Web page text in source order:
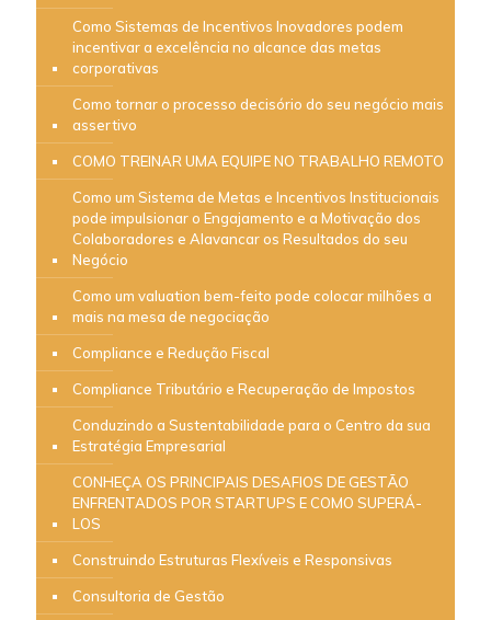
Como Sistemas de Incentivos Inovadores podem
incentivar a excelência no alcance das metas
corporativas
Como tornar o processo decisório do seu negócio mais
assertivo
COMO TREINAR UMA EQUIPE NO TRABALHO REMOTO
Como um Sistema de Metas e Incentivos Institucionais
pode impulsionar o Engajamento e a Motivação dos
Colaboradores e Alavancar os Resultados do seu
Negócio
Como um valuation bem-feito pode colocar milhões a
mais na mesa de negociação
Compliance e Redução Fiscal
Compliance Tributário e Recuperação de Impostos
Conduzindo a Sustentabilidade para o Centro da sua
Estratégia Empresarial
CONHEÇA OS PRINCIPAIS DESAFIOS DE GESTÃO
ENFRENTADOS POR STARTUPS E COMO SUPERÁ-
LOS
Construindo Estruturas Flexíveis e Responsivas
Consultoria de Gestão